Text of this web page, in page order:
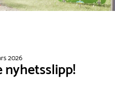
2026